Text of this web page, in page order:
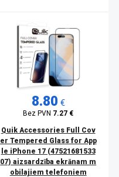
8.80 €
Bez PVN 7.27 €
Quik Accessories Full Cov
er Tempered Glass for App
le iPhone 17 (47521681533
07) aizsardzība ekrānam m
obilajiem telefoniem